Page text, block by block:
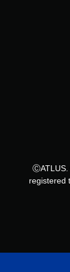
ⒸATLUS.
registered